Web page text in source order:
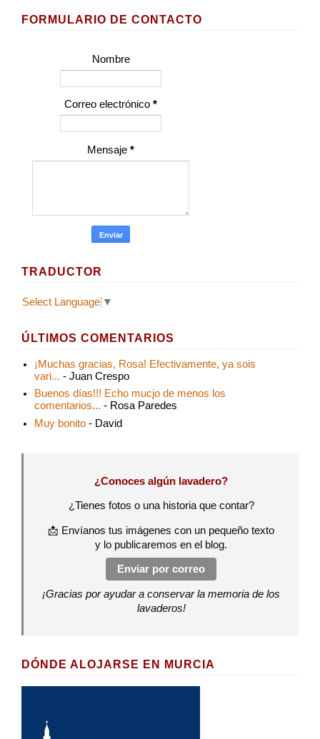
FORMULARIO DE CONTACTO
Nombre
Correo electrónico *
Mensaje *
TRADUCTOR
Select Language ▼
ÚLTIMOS COMENTARIOS
¡Muchas gracias, Rosa! Efectivamente, ya sois
vari... - Juan Crespo
Buenos días!!! Echo mucjo de menos los
comentarios... - Rosa Paredes
Muy bonito - David
¿Conoces algún lavadero?
¿Tienes fotos o una historia que contar?
📩 Envíanos tus imágenes con un pequeño texto
y lo publicaremos en el blog.
Enviar por correo
¡Gracias por ayudar a conservar la memoria de los
lavaderos!
DÓNDE ALOJARSE EN MURCIA